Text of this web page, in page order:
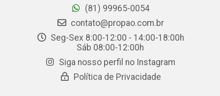
(81) 99965-0054
contato@propao.com.br
Seg-Sex 8:00-12:00 - 14:00-18:00h
Sáb 08:00-12:00h
Siga nosso perfil no Instagram
Política de Privacidade